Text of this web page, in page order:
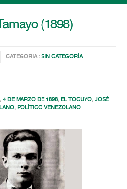
(1898)
CATEGORIA :SIN CATEGORÍA
,4 DE MARZO DE 1898, EL TOCUYO,JOSÉ
, POLÍTICO VENEZOLANO